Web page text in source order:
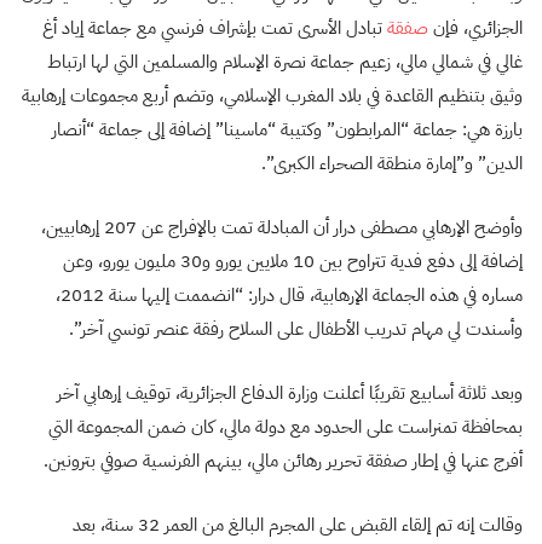
الجزائري، فإن صفقةتبادل الأسرى تمت بإشراف فرنسي مع جماعة إياد أغ
غالي في شمالي مالي، زعيم جماعة نصرة الإسلام والمسلمين التي لها ارتباط
وثيق بتنظيم القاعدة في بلاد المغرب الإسلامي، وتضم أربع مجموعات إرهابية
بارزة هي: جماعة “المرابطون” وكتيبة “ماسينا” إضافة إلى جماعة “أنصار
الدين” و”إمارة منطقة الصحراء الكبرى”.
وأوضح الإرهابي مصطفى درار أن المبادلة تمت بالإفراج عن 207 إرهابيين،
إضافة إلى دفع فدية تتراوح بين 10 ملايين يورو و30 مليون يورو، وعن
مساره في هذه الجماعة الإرهابية، قال درار: “انضممت إليها سنة 2012،
وأسندت لي مهام تدريب الأطفال على السلاح رفقة عنصر تونسي آخر”.
وبعد ثلاثة أسابيع تقريبًا أعلنت وزارة الدفاع الجزائرية، توقيف إرهابي آخر
بمحافظة تمنراست على الحدود مع دولة مالي، كان ضمن المجموعة التي
أفرج عنها في إطار صفقة تحرير رهائن مالي، بينهم الفرنسية صوفي بترونين.
وقالت إنه تم إلقاء القبض على المجرم البالغ من العمر 32 سنة، بعد